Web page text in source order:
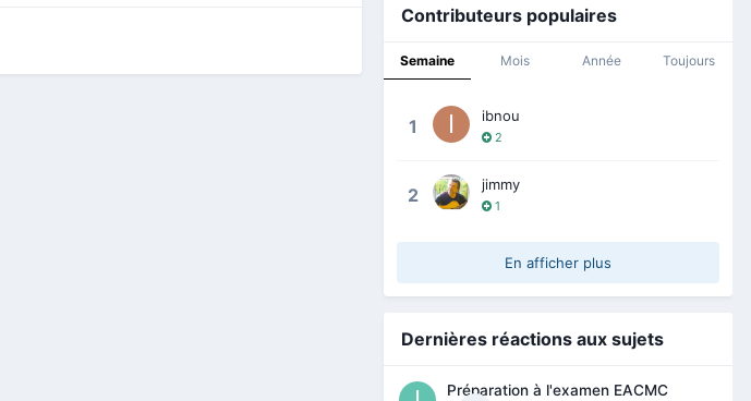
Contributeurs populaires
Semaine Mois Année Toujours
1 ibnou
2
2 jimmy
1
En afficher plus
Dernières réactions aux sujets
Préparation à l'examen EACMC